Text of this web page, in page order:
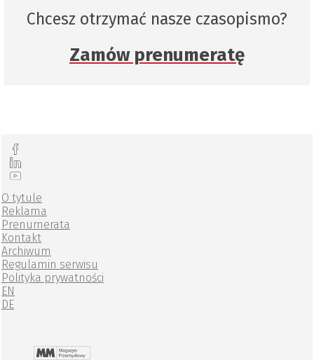
Chcesz otrzymać nasze czasopismo?
Zamów prenumeratę
O tytule
Reklama
Prenumerata
Kontakt
Archiwum
Regulamin serwisu
Polityka prywatności
EN
DE